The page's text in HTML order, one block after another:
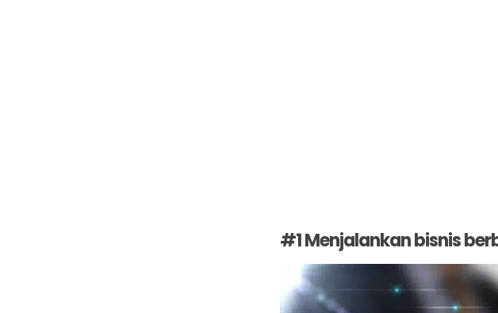
#1 Menjalankan bisnis